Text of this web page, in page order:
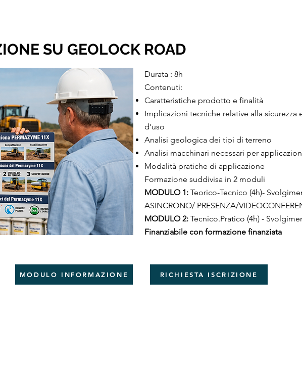
SU GEOLOCK ROAD
Durata : 8h
Contenuti:
Caratteristiche prodotto e finalità
Implicazioni tecniche relative alla sicurezza
d'uso
Analisi geologica dei tipi di terreno
Analisi macchinari necessari per
Modalità pratiche di applicazione
Formazione suddivisa in 2 moduli​
MODULO 1: Teorico-Tecnico (4h)-
ASINCRONO/ PRESENZA/
MODULO 2: Tecnico.Pratico (4h) -
Finanziabile con formazione finanziata
MODULO INFORMAZIONE RICHIESTA ISCRIZIONE